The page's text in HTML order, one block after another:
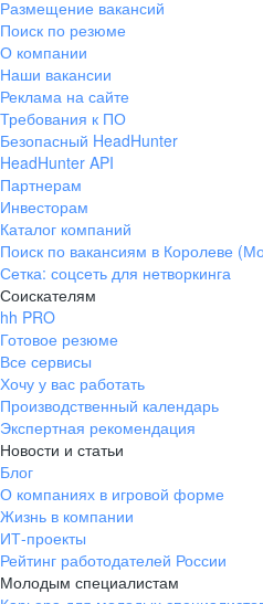
Размещение вакансий
Поиск по резюме
О компании
Наши вакансии
Реклама на сайте
Требования к ПО
Безопасный HeadHunter
HeadHunter API
Партнерам
Инвесторам
Каталог компаний
Поиск по вакансиям в Королеве
Сетка: соцсеть для нетворкинга
Соискателям
hh PRO
Готовое резюме
Все сервисы
Хочу у вас работать
Производственный календарь
Экспертная рекомендация
Новости и статьи
Блог
О компаниях в игровой форме
Жизнь в компании
ИТ-проекты
Рейтинг работодателей России
Молодым специалистам